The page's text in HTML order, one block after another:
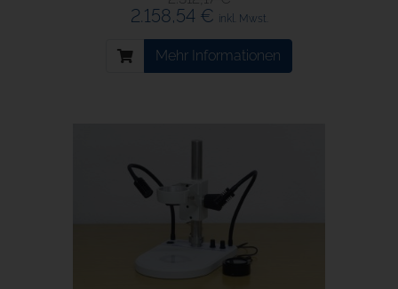
2.158,54 € inkl. Mwst.
Mehr Informationen